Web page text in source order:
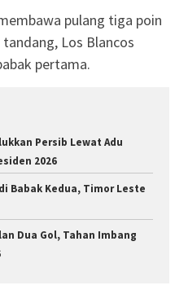
pulang tiga poin
Los Blancos
pertama.
Persib Lewat Adu
2026
Babak Kedua, Timor Leste
Dua Gol, Tahan Imbang